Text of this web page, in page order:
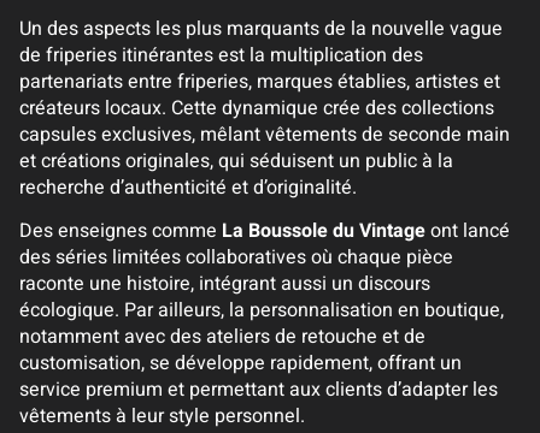
Un des aspects les plus marquants de la nouvelle vague
de friperies itinérantes est la multiplication des
partenariats entre friperies, marques établies, artistes et
créateurs locaux. Cette dynamique crée des collections
capsules exclusives, mêlant vêtements de seconde main
et créations originales, qui séduisent un public à la
recherche d’authenticité et d’originalité.
Des enseignes comme La Boussole du Vintageont lancé
des séries limitées collaboratives où chaque pièce
raconte une histoire, intégrant aussi un discours
écologique. Par ailleurs, la personnalisation en boutique,
notamment avec des ateliers de retouche et de
customisation, se développe rapidement, offrant un
service premium et permettant aux clients d’adapter les
vêtements à leur style personnel.